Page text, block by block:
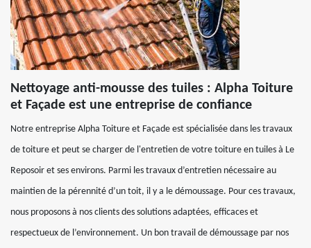
Nettoyage anti-mousse des tuiles : Alpha Toiture
et Façade est une entreprise de confiance
Notre entreprise Alpha Toiture et Façade est spécialisée dans les travaux
de toiture et peut se charger de l'entretien de votre toiture en tuiles à Le
Reposoir et ses environs. Parmi les travaux d’entretien nécessaire au
maintien de la pérennité d’un toit, il y a le démoussage. Pour ces travaux,
nous proposons à nos clients des solutions adaptées, efficaces et
respectueux de l’environnement. Un bon travail de démoussage par nos